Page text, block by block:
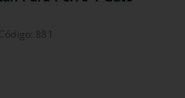
Código: 881